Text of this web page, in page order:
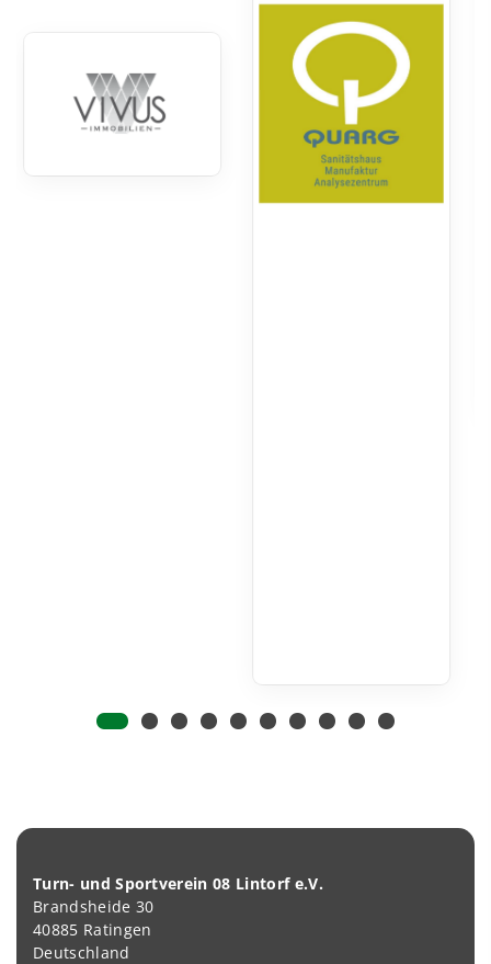
Turn- und Sportverein 08 Lintorf e.V.
Brandsheide 30
40885 Ratingen
Deutschland